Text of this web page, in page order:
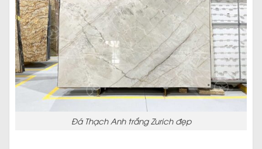
Đá Thạch Anh trắng Zurich đẹp